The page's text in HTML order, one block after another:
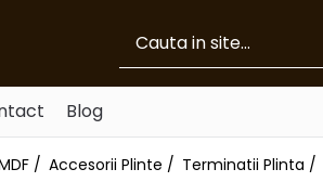
Blog
/ Accesorii Plinte / Terminatii Plinta /